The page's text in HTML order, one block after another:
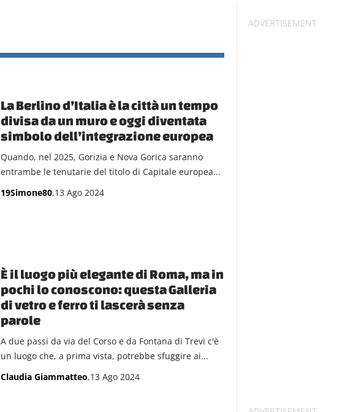
La Berlino d’Italia è la città un tempo
divisa da un muro e oggi diventata
simbolo dell’integrazione europea
Quando, nel 2025, Gorizia e Nova Gorica saranno
entrambe le tenutarie del titolo di Capitale europea...
19Simone80,13 Ago 2024
È il luogo più elegante di Roma, ma in
pochi lo conoscono: questa Galleria
di vetro e ferro ti lascerà senza
parole
A due passi da via del Corso e da Fontana di Trevi c'è
un luogo che, a prima vista, potrebbe sfuggire ai...
Claudia Giammatteo,13 Ago 2024